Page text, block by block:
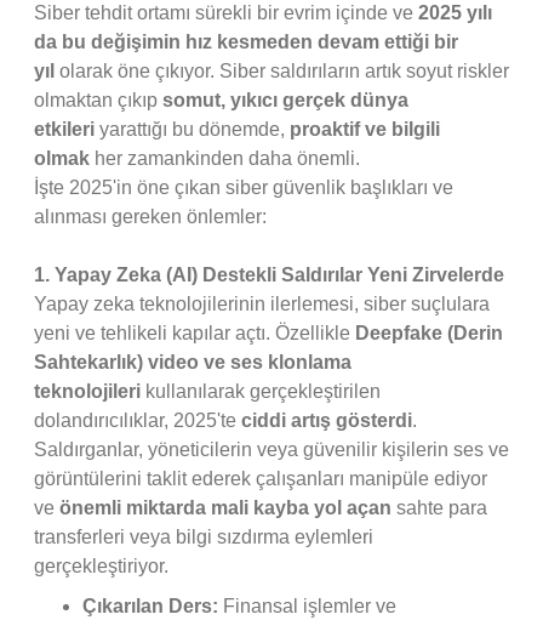
Siber tehdit ortamı sürekli bir evrim içinde ve 2025 yılı
da bu değişimin hız kesmeden devam ettiği bir
yıl olarak öne çıkıyor. Siber saldırıların artık soyut riskler
olmaktan çıkıp somut, yıkıcı gerçek dünya
etkileri yarattığı bu dönemde, proaktif ve bilgili
olmak her zamankinden daha önemli.
İşte 2025'in öne çıkan siber güvenlik başlıkları ve
alınması gereken önlemler:
1. Yapay Zeka (AI) Destekli Saldırılar Yeni Zirvelerde
Yapay zeka teknolojilerinin ilerlemesi, siber suçlulara
yeni ve tehlikeli kapılar açtı. Özellikle Deepfake (Derin
Sahtekarlık) video ve ses klonlama
teknolojileri kullanılarak gerçekleştirilen
dolandırıcılıklar, 2025'te ciddi artış gösterdi.
Saldırganlar, yöneticilerin veya güvenilir kişilerin ses ve
görüntülerini taklit ederek çalışanları manipüle ediyor
ve önemli miktarda mali kayba yol açan sahte para
transferleri veya bilgi sızdırma eylemleri
gerçekleştiriyor.
Çıkarılan Ders: Finansal işlemler ve